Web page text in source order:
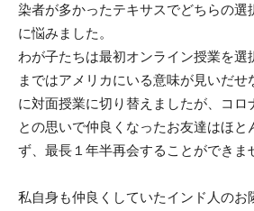
染者が多かったテキサスでどちらの選
に悩みました。
わが子たちは最初オンライン授業を選
まではアメリカにいる意味が見いだせ
に対面授業に切り替えましたが、コロ
との思いで仲良くなったお友達はほと
ず、最長１年半再会することができま
私自身も仲良くしていたインド人のお